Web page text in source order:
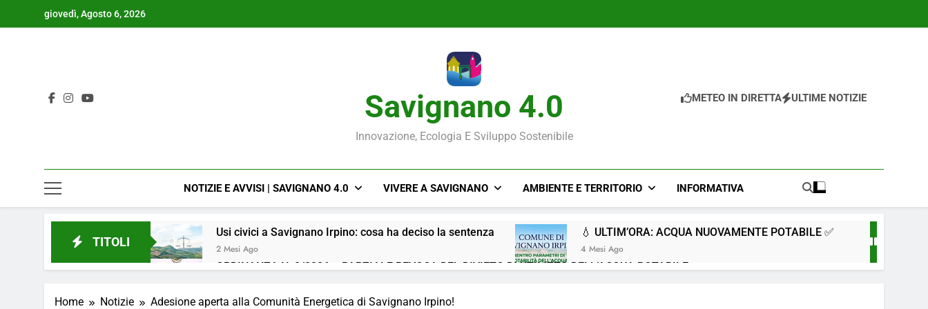
giovedì, Agosto 6, 2026
Savignano 4.0
Innovazione, Ecologia E Sviluppo Sostenibile
METEO IN DIRETTA ULTIME NOTIZIE
NOTIZIE E AVVISI | SAVIGNANO 4.0 VIVERE A SAVIGNANO AMBIENTE E TERRITORIO INFORMATIVA
TITOLI
Usi civici a Savignano Irpino: cosa ha deciso la sentenza
2 Mesi Ago
💧 ULTIM’ORA: ACQUA NUOVAMENTE POTABILE ✅
4 Mesi Ago
ORDINANZA N. 8/2026 – PARZIALE REVOCA DEL DIVIETO DI UTILIZZO DELL’ACQUA POTABILE
📢Aggiornamento Situazione ACQUA
Home Notizie Adesione aperta alla Comunità Energetica di Savignano Irpino!